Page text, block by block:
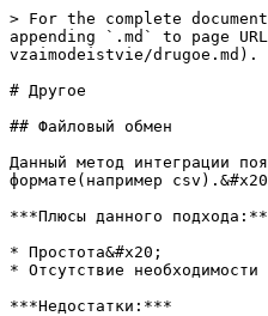
> For the complete
appending `.md` to page
vzaimodeistvie/drugoe.md).
# Другое
## Файловый обмен
Данный метод интеграции
формате(например
***Плюсы данного
* Простота&#x20;
* Отсутствие необходимости
***Недостатки:***